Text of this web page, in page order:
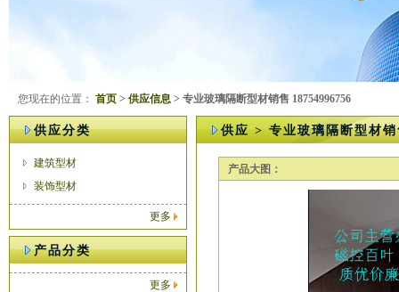
您现在的位置： 首页 > 供应信息 > 专业玻璃隔断型材销售 18754996756
供应分类
建筑型材
装饰型材
更多
产品分类
更多
供应 > 专业玻璃隔断型材
产品大图：